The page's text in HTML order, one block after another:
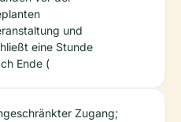
und
eine Stunde
Ende (
Zugang;